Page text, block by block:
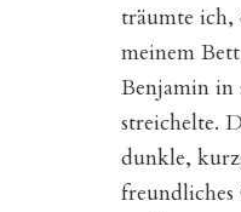
träumte ich,
meinem
Benjamin in
streichelte.
dunkle,
freundliches